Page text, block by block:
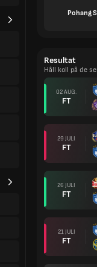
Pohang
Resultat
Håll koll på de
02 AUG.
FT
29 JULI
FT
26 JULI
FT
21 JULI
FT